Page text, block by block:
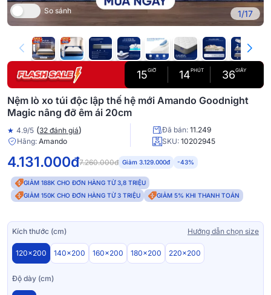
So sánh 1/17
15GIỜ 14PHÚT 35GIÂY
Nệm lò xo túi độc lập thế hệ mới Amando Goodnight
Magic nâng đỡ êm ái 20cm
★ 4.9/5 (32 đánh giá) Đã bán: 11.249
Hãng: Amando SKU: 10202945
4.131.000đ7.260.000đ Giảm 3.129.000đ -43%
GIẢM 188K CHO ĐƠN HÀNG TỪ 3,8 TRIỆU
GIẢM 150K CHO ĐƠN HÀNG TỪ 3 TRIỆU
GIẢM 5% KHI THANH TOÁN
Kích thước (cm) Hướng dẫn chọn size
120x200 140x200 160x200 180x200 220x200
Độ dày (cm)